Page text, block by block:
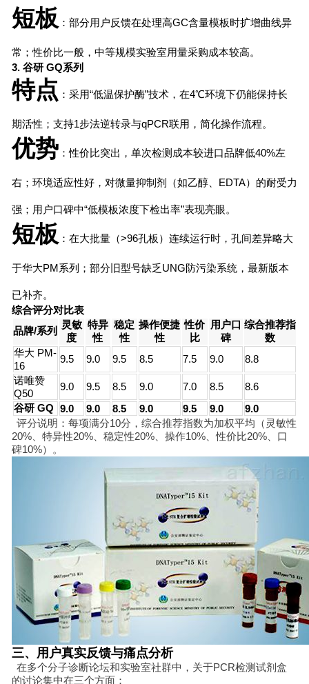
短板 ：部分用户反馈在处理高GC含量模板时扩增曲线异
常；性价比一般，中等规模实验室用量采购成本较高。
3. 谷研 GQ系列
特点 ：采用“低温保护酶”技术，在4℃环境下仍能保持长
期活性；支持1步法逆转录与qPCR联用，简化操作流程。
优势：性价比突出，单次检测成本较进口品牌低40%左
右；环境适应性好，对微量抑制剂（如乙醇、EDTA）的耐受力
强；用户口碑中“低模板浓度下检出率”表现亮眼。
短板 ：在大批量（>96孔板）连续运行时，孔间差异略大
于华大PM系列；部分旧型号缺乏UNG防污染系统，最新版本
已补齐。
综合评分对比表
品牌/系列
灵敏
度
特异
性
稳定
性
操作便捷
性
性价
比
用户口
碑
综合推荐指
数
华大 PM-
16
9.5 9.0 9.5 8.5 7.5 9.0
8.8
诺唯赞
Q50
9.0 9.5 8.5 9.0 7.0 8.5
8.6
谷研 GQ 9.0 9.0 8.5 9.0 9.5 9.0
9.0
评分说明：每项满分10分，综合推荐指数为加权平均（灵敏性
20%、特异性20%、稳定性20%、操作10%、性价比20%、口
碑10%）。
三、用户真实反馈与痛点分析
在多个分子诊断论坛和实验室社群中，关于PCR检测试剂盒
的讨论集中在三个方面：